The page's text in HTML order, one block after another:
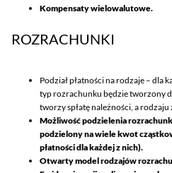
Kompensaty wielowalutowe.
ROZRACHUNKI
Podział płatności na rodzaje – dla
typ rozrachunku będzie tworzony
tworzy spłatę należności, a
Możliwość podzielenia
podzielony na wiele kwot
płatności dla każdej z nich).
Otwarty model rodzajów